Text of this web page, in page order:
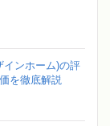
インホーム)の評
を徹底解説